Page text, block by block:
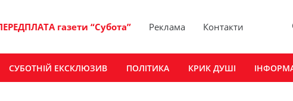
газети “Субота” Реклама Контакти
СУБОТНІЙ ЕКСКЛЮЗИВ ПОЛІТИКА КРИК ДУШІ